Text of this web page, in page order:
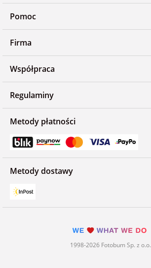
Pomoc
Firma
Współpraca
Regulaminy
Metody płatności
Metody dostawy
1998-2026 Fotobum Sp. z o.o.